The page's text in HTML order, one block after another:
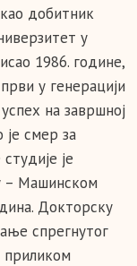
добитник
у
1986. године,
у генерацији
на завршној
је смер за
је
– Машинском
Докторску
спрегнутог
приликом